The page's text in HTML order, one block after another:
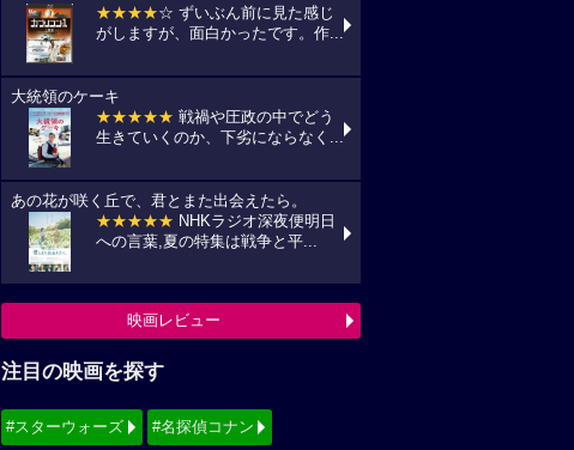
★★★★☆ ずいぶん前に見た感じ
がしますが、面白かったです。作...
大統領のケーキ
★★★★★ 戦禍や圧政の中でどう
生きていくのか、下劣にならなく...
あの花が咲く丘で、君とまた出会えたら。
★★★★★ NHKラジオ深夜便明日
への言葉,夏の特集は戦争と平...
映画レビュー
注目の映画を探す
#スターウォーズ #名探偵コナン